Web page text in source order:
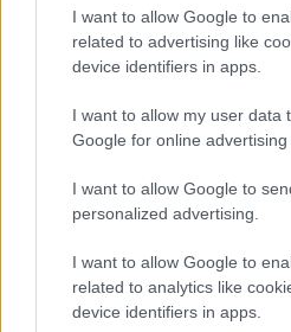
I want to allow Google to
related to advertising like
device identifiers in apps.
I want to allow my user data
Google for online advertising
I want to allow Google to
personalized advertising.
I want to allow Google to
related to analytics like
device identifiers in apps.
della data di rilevazione e
utilizzate. In questo
inclusi i dati di Demopolis,
Only Numbers, Piepoli,
Leggi anche:
Vannacci non va in
cambiato il titolo…”
Milano, Salvini avverte